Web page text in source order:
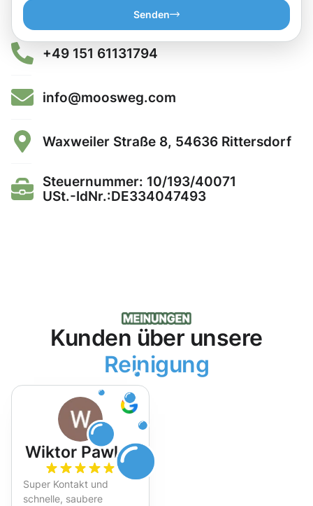
Senden
+49 151 61131794
info@moosweg.com
Waxweiler Straße 8, 54636 Rittersdorf
Steuernummer: 10/193/40071
USt.-IdNr.:DE334047493
Kunden über unsere
Reinigung
Wiktor Pawlak
Super Kontakt und
schnelle, saubere